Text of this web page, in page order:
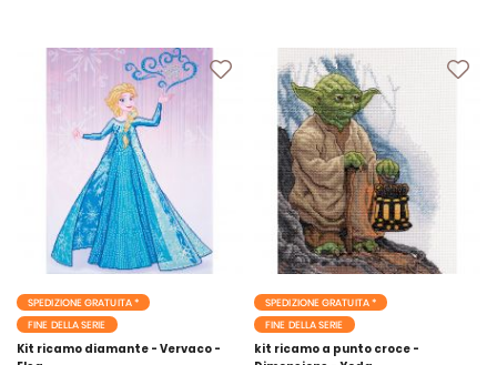
SPEDIZIONE GRATUITA *
FINE DELLA SERIE
Kit ricamo diamante - Vervaco -
SPEDIZIONE GRATUITA *
FINE DELLA SERIE
kit ricamo a punto croce -